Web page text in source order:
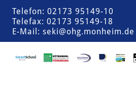
Telefon: 02173 95149-10
Telefax: 02173 95149-18
E-Mail: seki@ohg.monheim.de